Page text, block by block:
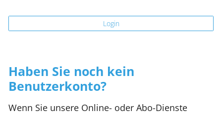
Login
Haben Sie noch kein
Benutzerkonto?
Wenn Sie unsere Online- oder Abo-Dienste